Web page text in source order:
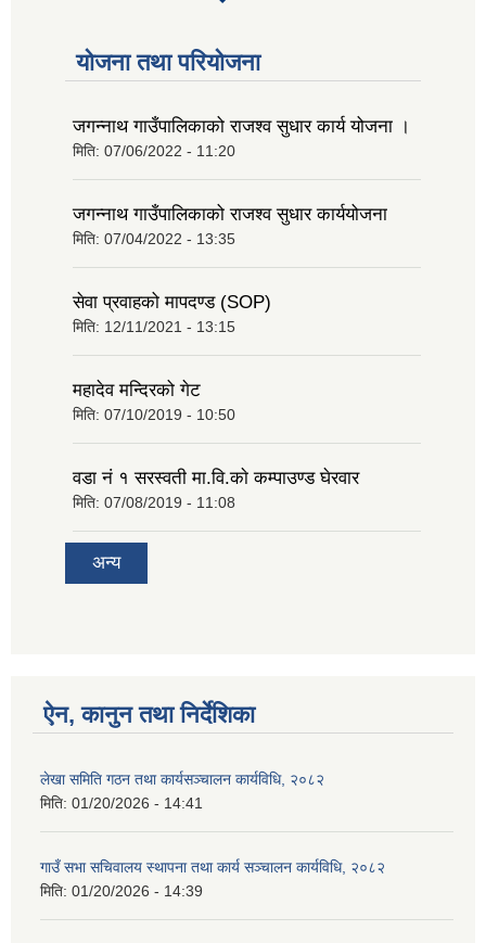
योजना तथा परियोजना
जगन्नाथ गाउँपालिकाको राजश्व सुधार कार्य योजना ।
मिति: 07/06/2022 - 11:20
जगन्नाथ गाउँपालिकाको राजश्व सुधार कार्ययोजना
मिति: 07/04/2022 - 13:35
सेवा प्रवाहको मापदण्ड (SOP)
मिति: 12/11/2021 - 13:15
महादेव मन्दिरको गेट
मिति: 07/10/2019 - 10:50
वडा नं १ सरस्वती मा.वि.काे कम्पाउण्ड घेरवार
मिति: 07/08/2019 - 11:08
अन्य
ऐन, कानुन तथा निर्देशिका
लेखा समिति गठन तथा कार्यसञ्चालन कार्यविधि, २०८२
मिति: 01/20/2026 - 14:41
गाउँ सभा सचिवालय स्थापना तथा कार्य सञ्चालन कार्यविधि, २०८२
मिति: 01/20/2026 - 14:39